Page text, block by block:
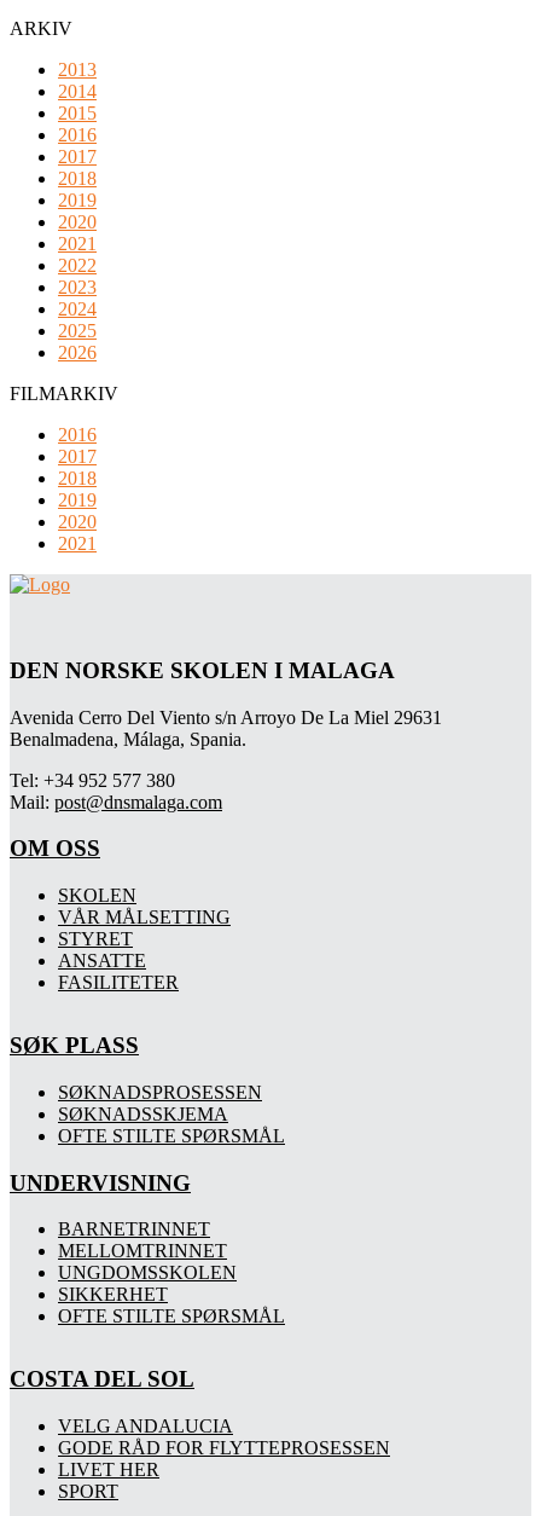
ARKIV
2013
2014
2015
2016
2017
2018
2019
2020
2021
2022
2023
2024
2025
2026
FILMARKIV
2016
2017
2018
2019
2020
2021
DEN NORSKE SKOLEN I MALAGA
Avenida Cerro Del Viento s/n Arroyo De La Miel 29631
Benalmadena, Málaga, Spania.
Tel: +34 952 577 380
Mail: post@dnsmalaga.com
OM OSS
SKOLEN
VÅR MÅLSETTING
STYRET
ANSATTE
FASILITETER
SØK PLASS
SØKNADSPROSESSEN
SØKNADSSKJEMA
OFTE STILTE SPØRSMÅL
UNDERVISNING
BARNETRINNET
MELLOMTRINNET
UNGDOMSSKOLEN
SIKKERHET
OFTE STILTE SPØRSMÅL
COSTA DEL SOL
VELG ANDALUCIA
GODE RÅD FOR FLYTTEPROSESSEN
LIVET HER
SPORT